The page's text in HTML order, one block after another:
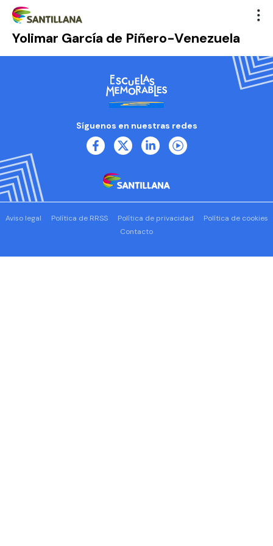
Yolimar García de Piñero-Venezuela
Síguenos en nuestras redes
Aviso legal Política de RRSS Política de privacidad
Política de cookies
Contacto